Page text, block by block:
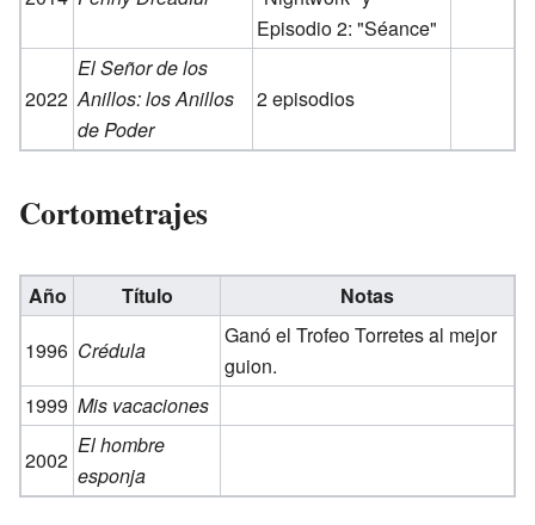
Episodio 2: "Séance"
2022
El Señor de los
Anillos: los Anillos
de Poder
2 episodios
Cortometrajes
Año Título
Notas
1996 Crédula
Ganó el Trofeo Torretes al mejor
guion.
1999 Mis vacaciones
2002
El hombre
esponja